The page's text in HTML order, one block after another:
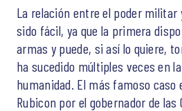
La relación entre el poder militar
sido fácil, ya que la primera
armas y puede, si así lo quiere,
ha sucedido múltiples veces en
humanidad. El más famoso caso
Rubicon por el gobernador de las